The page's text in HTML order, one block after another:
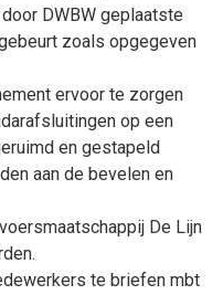
DWBW geplaatste
zoals opgegeven
ervoor te zorgen
op een
en gestapeld
aan de bevelen en
De Lijn
te briefen mbt